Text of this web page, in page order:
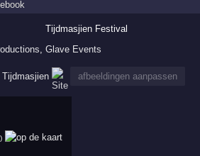
,Glave Events
,Tijdmasjien afbeeldingen aanpassen